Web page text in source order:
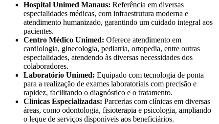
Hospital Unimed Manaus: Referência em diversas
especialidades médicas, com infraestrutura moderna e
atendimento humanizado, garantindo um cuidado integral aos
pacientes.
Centro Médico Unimed: Oferece atendimento em
cardiologia, ginecologia, pediatria, ortopedia, entre outras
especialidades, atendendo às diversas necessidades dos
colaboradores.
Laboratório Unimed: Equipado com tecnologia de ponta
para a realização de exames laboratoriais com precisão e
rapidez, facilitando o diagnóstico e o tratamento.
Clínicas Especializadas: Parcerias com clínicas em diversas
áreas, como odontologia, fisioterapia e psicologia, ampliando
o leque de serviços disponíveis aos beneficiários.